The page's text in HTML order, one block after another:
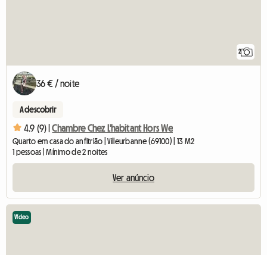
2
36 € / noite
A descobrir
4.9 (9) | Chambre Chez L'habitant Hors We
Quarto em casa do anfitrião | Villeurbanne (69100) | 13 M2
1 pessoas | Mínimo de 2 noites
Ver anúncio
Vídeo